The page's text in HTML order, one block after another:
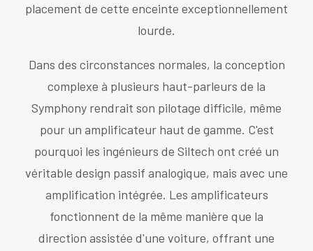
placement de cette enceinte exceptionnellement
lourde.
Dans des circonstances normales, la conception
complexe à plusieurs haut-parleurs de la
Symphony rendrait son pilotage difficile, même
pour un amplificateur haut de gamme. C'est
pourquoi les ingénieurs de Siltech ont créé un
véritable design passif analogique, mais avec une
amplification intégrée. Les amplificateurs
fonctionnent de la même manière que la
direction assistée d'une voiture, offrant une